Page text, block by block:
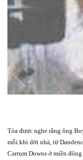
Tòa được nghe rằng ông
mỗi khi dời nhà, từ
Carrum Downs ở miền